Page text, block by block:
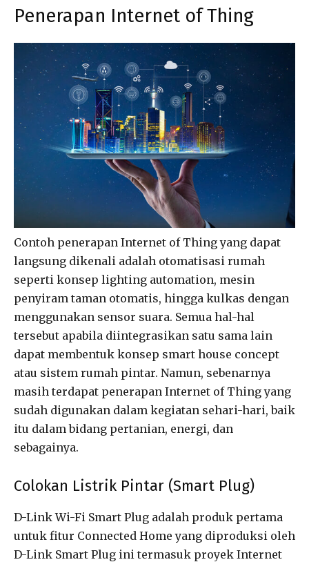
Penerapan Internet of Thing
Contoh penerapan Internet of Thing yang dapat
langsung dikenali adalah otomatisasi rumah
seperti konsep lighting automation, mesin
penyiram taman otomatis, hingga kulkas dengan
menggunakan sensor suara. Semua hal-hal
tersebut apabila diintegrasikan satu sama lain
dapat membentuk konsep smart house concept
atau sistem rumah pintar. Namun, sebenarnya
masih terdapat penerapan Internet of Thing yang
sudah digunakan dalam kegiatan sehari-hari, baik
itu dalam bidang pertanian, energi, dan
sebagainya.
Colokan Listrik Pintar (Smart Plug)
D-Link Wi-Fi Smart Plug adalah produk pertama
untuk fitur Connected Home yang diproduksi oleh
D-Link Smart Plug ini termasuk proyek Internet